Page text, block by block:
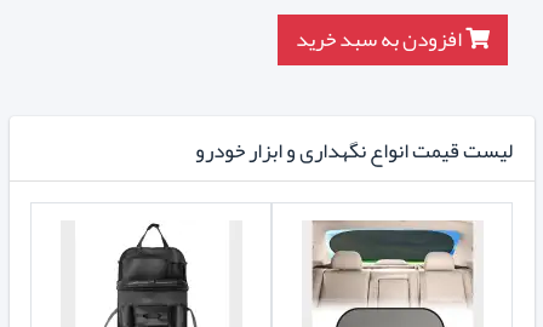
افزودن به سبد خرید
لیست قیمت انواع نگهداری و ابزار خودرو